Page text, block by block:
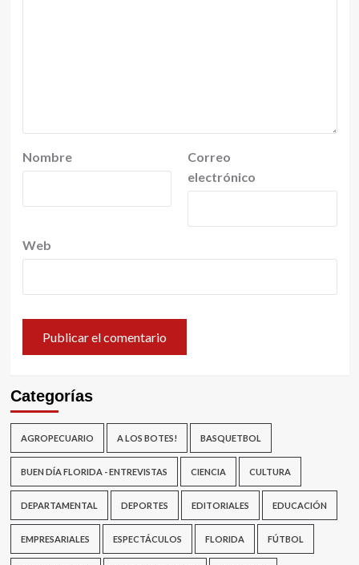
Nombre
Correo
electrónico
Web
Categorías
AGROPECUARIO A LOS BOTES! BASQUETBOL
BUEN DÍA FLORIDA - ENTREVISTAS CIENCIA CULTURA
DEPARTAMENTAL DEPORTES EDITORIALES EDUCACIÓN
EMPRESARIALES ESPECTÁCULOS FLORIDA FÚTBOL